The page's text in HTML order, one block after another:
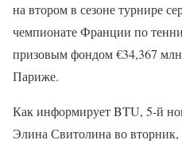
на втором в сезоне турнире
чемпионате Франции по
призовым фондом €34,367
Париже.
Как информирует BTU, 5-й
Элина Свитолина во